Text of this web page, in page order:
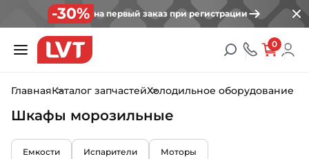
-30% на первый заказ при регистрации
0
ГлавнаяКаталог запчастейХолодильное оборудование
Шкафы морозильные
Емкости Испарители Моторы